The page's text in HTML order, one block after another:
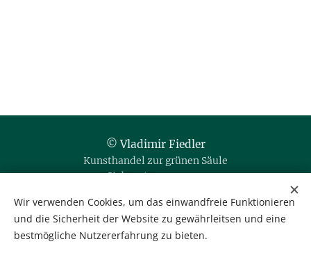
© Vladimir Fiedler
Kunsthandel zur grünen Säule
Siebensterngasse 20
Tel. & Fax: +43 1 523 35 80
Mobil: +43 664 35 666 76
Wir verwenden Cookies, um das einwandfreie Funktionieren
und die Sicherheit der Website zu gewährleitsen und eine
bestmögliche Nutzererfahrung zu bieten.